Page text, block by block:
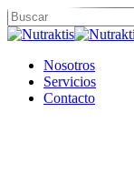
Skip
to
content
Close
Menu
Nosotros
Servicios
Contacto